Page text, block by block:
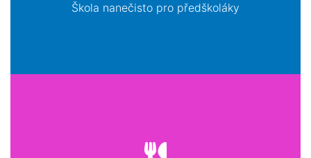
Škola nanečisto pro předškoláky